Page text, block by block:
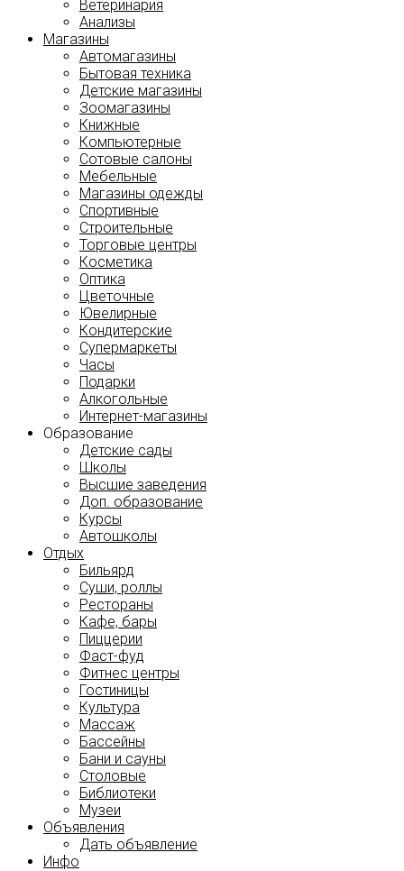
Ветеринария
Анализы
Магазины
Автомагазины
Бытовая техника
Детские магазины
Зоомагазины
Книжные
Компьютерные
Сотовые салоны
Мебельные
Магазины одежды
Спортивные
Строительные
Торговые центры
Косметика
Оптика
Цветочные
Ювелирные
Кондитерские
Супермаркеты
Часы
Подарки
Алкогольные
Интернет-магазины
Образование
Детские сады
Школы
Высшие заведения
Доп. образование
Курсы
Автошколы
Отдых
Бильярд
Суши, роллы
Рестораны
Кафе, бары
Пиццерии
Фаст-фуд
Фитнес центры
Гостиницы
Культура
Массаж
Бассейны
Бани и сауны
Столовые
Библиотеки
Музеи
Объявления
Дать объявление
Инфо